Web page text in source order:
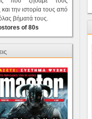
π
την Ιθάκη...
την ιστορία τους από
βήματά τους.
of 80s